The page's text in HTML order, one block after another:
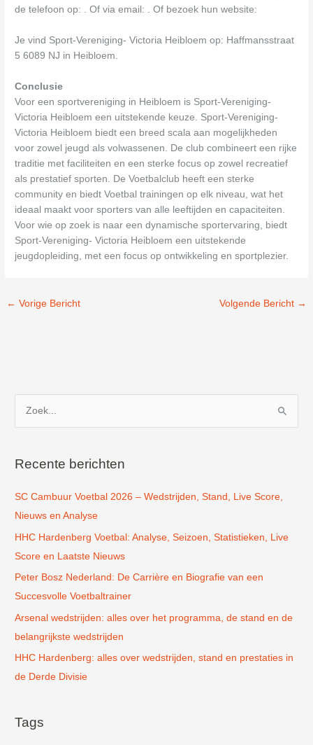
de telefoon op: . Of via email:
. Of bezoek hun website:
Je vind Sport-Vereniging- Victoria Heibloem op: Haffmansstraat
5 6089 NJ in Heibloem.
Conclusie
Voor een sportvereniging in Heibloem is Sport-Vereniging-
Victoria Heibloem een uitstekende keuze. Sport-Vereniging-
Victoria Heibloem biedt een breed scala aan mogelijkheden
voor zowel jeugd als volwassenen. De club combineert een rijke
traditie met faciliteiten en een sterke focus op zowel recreatief
als prestatief sporten. De Voetbalclub heeft een sterke
community en biedt Voetbal trainingen op elk niveau, wat het
ideaal maakt voor sporters van alle leeftijden en capaciteiten.
Voor wie op zoek is naar een dynamische sportervaring, biedt
Sport-Vereniging- Victoria Heibloem een uitstekende
jeugdopleiding, met een focus op ontwikkeling en sportplezier.
← Vorige Bericht Volgende Bericht →
k
a
a
r
:
Recente berichten
SC Cambuur Voetbal 2026 – Wedstrijden, Stand, Live Score,
Nieuws en Analyse
HHC Hardenberg Voetbal: Analyse, Seizoen, Statistieken, Live
Score en Laatste Nieuws
Peter Bosz Nederland: De Carrière en Biografie van een
Succesvolle Voetbaltrainer
Arsenal wedstrijden: alles over het programma, de stand en de
belangrijkste wedstrijden
HHC Hardenberg: alles over wedstrijden, stand en prestaties in
de Derde Divisie
Tags